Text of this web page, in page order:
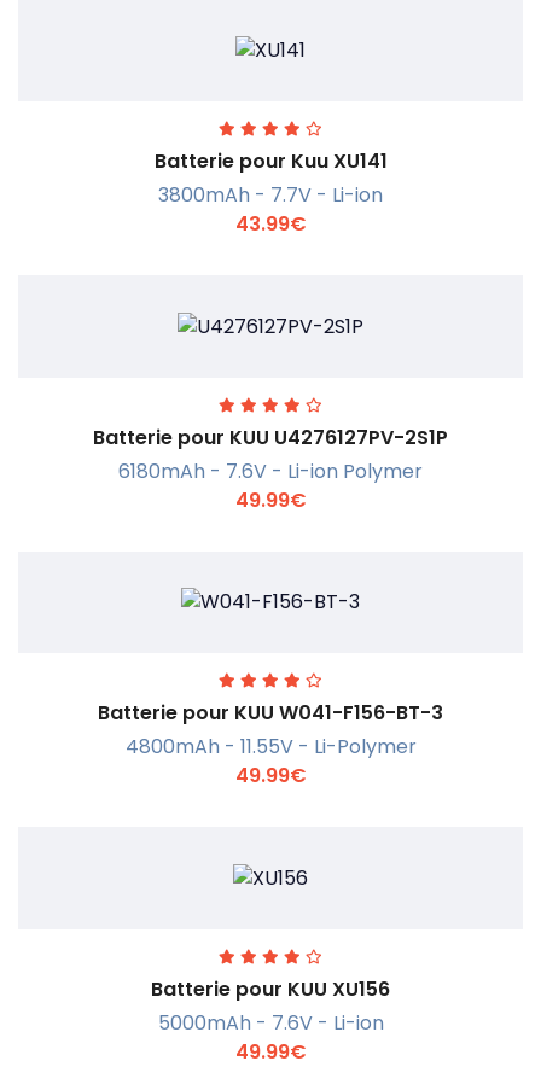
En savoir +
Batterie pour Kuu XU141
3800mAh - 7.7V - Li-ion
43.99€
En savoir +
Batterie pour KUU U4276127PV-2S1P
6180mAh - 7.6V - Li-ion Polymer
49.99€
En savoir +
Batterie pour KUU W041-F156-BT-3
4800mAh - 11.55V - Li-Polymer
49.99€
Batterie pour KUU XU156
5000mAh - 7.6V - Li-ion
49.99€